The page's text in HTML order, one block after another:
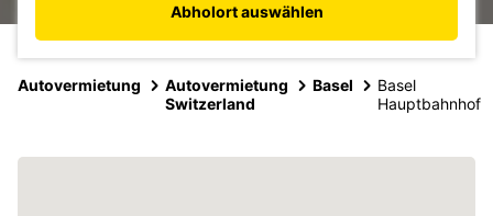
Abholort auswählen
Autovermietung
Autovermietung
Switzerland
Basel
Basel
Hauptbahnhof